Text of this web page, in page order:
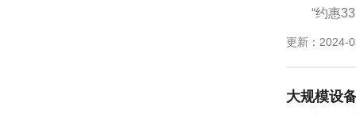
“约惠
更新：2024-
大规模设